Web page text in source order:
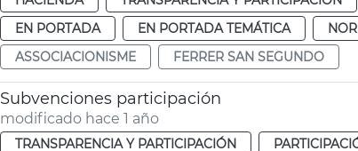
EN PORTADA
EN PORTADA TEMÁTICA
ASSOCIACIONISME
FERRER SAN SEGUNDO
Subvenciones participación
modificado hace 1 año
TRANSPARENCIA Y PARTICIPACIÓN